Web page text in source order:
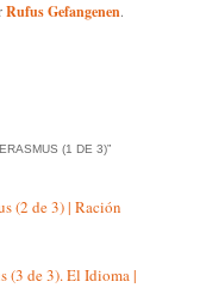
Rufus Gefangenen.
(1 DE 3)”
(2 de 3) | Ración
(3 de 3). El Idioma |